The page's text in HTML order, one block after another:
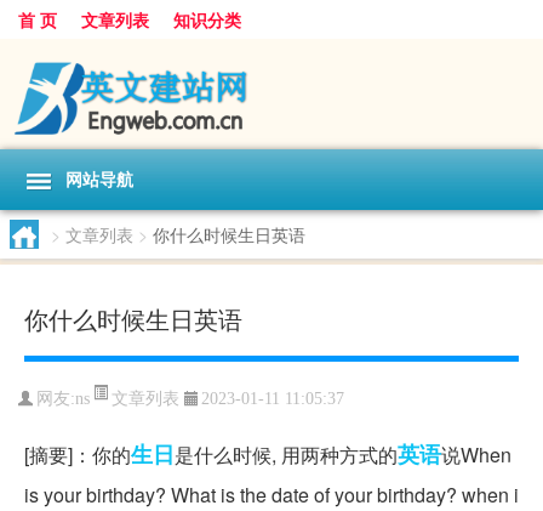
首 页 文章列表 知识分类
网站导航
> 文章列表 > 你什么时候生日英语
你什么时候生日英语
网友:ns 文章列表 2023-01-11 11:05:37
[摘要]：你的生日是什么时候, 用两种方式的英语说When
is your birthday? What is the date of your birthday? when i